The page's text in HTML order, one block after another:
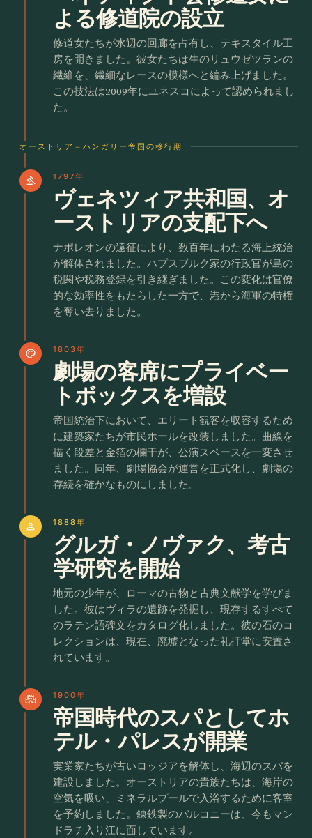
よる修道院の設立
修道女たちが水辺の回廊を占有し、テキスタイル工
房を開きました。彼女たちは生のリュウゼツランの
繊維を、繊細なレースの模様へと編み上げました。
この技法は2009年にユネスコによって認められまし
た。
オーストリア＝ハンガリー帝国の移行期
gavel 1797年
ヴェネツィア共和国、オ
ーストリアの支配下へ
ナポレオンの遠征により、数百年にわたる海上統治
が解体されました。ハプスブルク家の行政官が島の
税関や税務登録を引き継ぎました。この変化は官僚
的な効率性をもたらした一方で、港から海軍の特権
を奪い去りました。
palette 1803年
劇場の客席にプライベー
トボックスを増設
帝国統治下において、エリート観客を収容するため
に建築家たちが市民ホールを改装しました。曲線を
描く段差と金箔の欄干が、公演スペースを一変させ
ました。同年、劇場協会が運営を正式化し、劇場の
存続を確かなものにしました。
person 1888年
グルガ・ノヴァク、考古
学研究を開始
地元の少年が、ローマの古物と古典文献学を学びま
した。彼はヴィラの遺跡を発掘し、現存するすべて
のラテン語碑文をカタログ化しました。彼の石のコ
レクションは、現在、廃墟となった礼拝堂に安置さ
れています。
castle 1900年
帝国時代のスパとしてホ
テル・パレスが開業
実業家たちが古いロッジアを解体し、海辺のスパを
建設しました。オーストリアの貴族たちは、海岸の
空気を吸い、ミネラルプールで入浴するために客室
を予約しました。錬鉄製のバルコニーは、今もマン
ドラチ入り江に面しています。